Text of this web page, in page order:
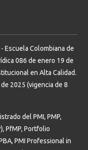
Escuela Colombiana de
086 de enero 19 de
en Alta Calidad.
2025 (vigencia de 8
del PMI, PMP,
PfMP, Portfolio
PMI Professional in